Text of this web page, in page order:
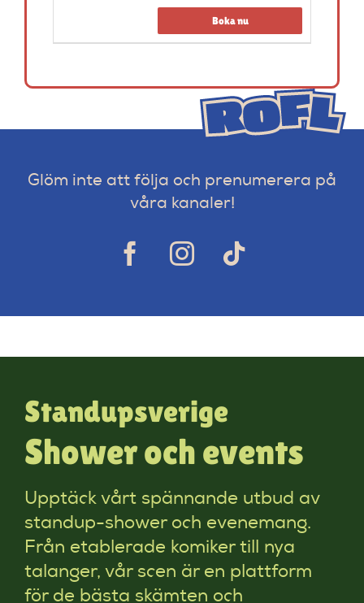
Boka nu
Glöm inte att följa och prenumerera på
våra kanaler!
Standupsverige
Shower och events
Upptäck vårt spännande utbud av
standup-shower och evenemang.
Från etablerade komiker till nya
talanger, vår scen är en plattform
för de bästa skämten och